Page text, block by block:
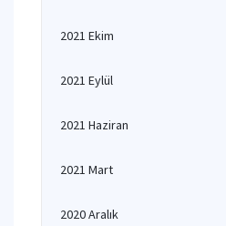
2021 Ekim
2021 Eylül
2021 Haziran
2021 Mart
2020 Aralık